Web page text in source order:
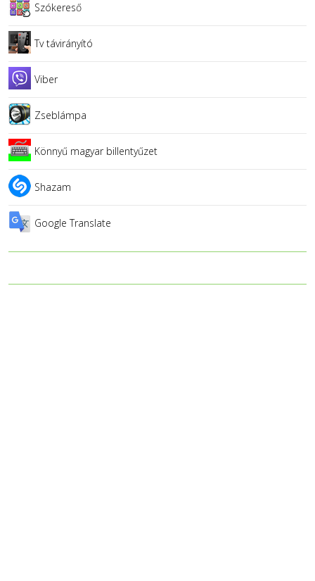
Szókereső
Tv távirányító
Viber
Zseblámpa
Könnyű magyar billentyűzet
Shazam
Google Translate